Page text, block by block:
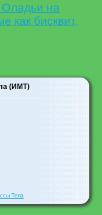
на
как бисквит,
(ИМТ)
Тела